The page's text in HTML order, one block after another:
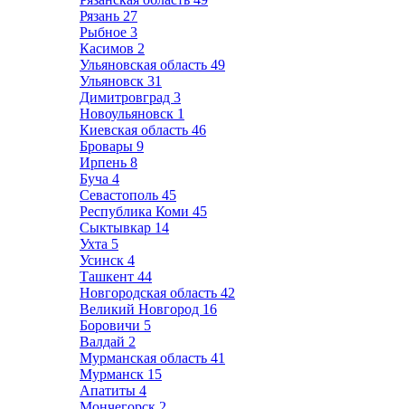
Рязань 27
Рыбное 3
Касимов 2
Ульяновская область 49
Ульяновск 31
Димитровград 3
Новоульяновск 1
Киевская область 46
Бровары 9
Ирпень 8
Буча 4
Севастополь 45
Республика Коми 45
Сыктывкар 14
Ухта 5
Усинск 4
Ташкент 44
Новгородская область 42
Великий Новгород 16
Боровичи 5
Валдай 2
Мурманская область 41
Мурманск 15
Апатиты 4